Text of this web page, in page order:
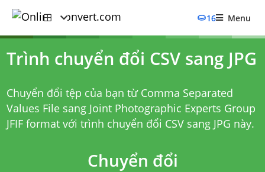
16 Menu
Trình chuyển đổi CSV sang JPG
Chuyển đổi tệp của bạn từ Comma Separated
Values File sang Joint Photographic Experts Group
JFIF format với trình chuyển đổi CSV sang JPG này.
Chuyển đổi